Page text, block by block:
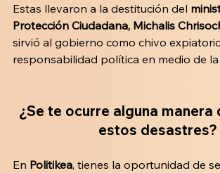
Estas llevaron a la destitución del
Protección Ciudadana, Michalis
sirvió al gobierno como chivo
responsabilidad política en medio de la
¿Se te ocurre alguna manera
estos desastres?
En Politikea, tienes la oportunidad de